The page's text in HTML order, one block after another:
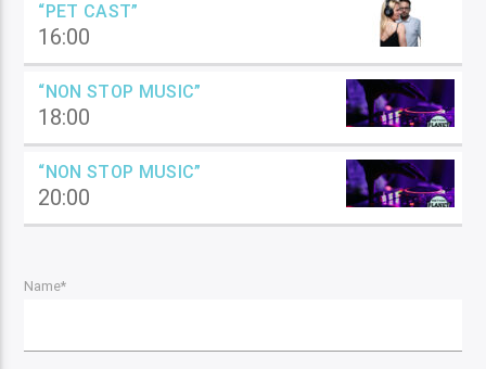
“PET CAST”
16:00
“NON STOP MUSIC”
18:00
“NON STOP MUSIC”
20:00
Name*